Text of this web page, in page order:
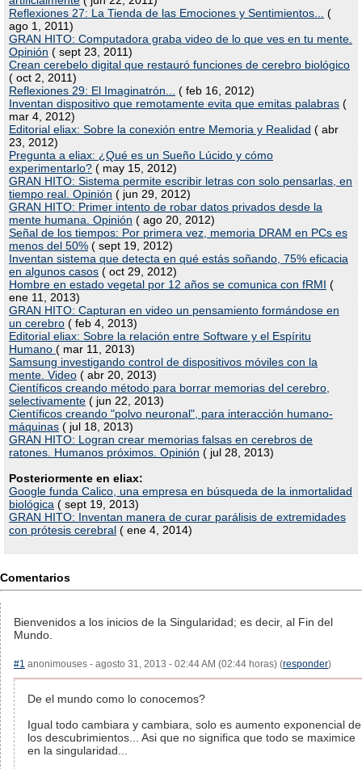
Reflexiones 27: La Tienda de las Emociones y Sentimientos...
(
ago 1, 2011)
GRAN HITO: Computadora graba video de lo que ves en tu mente.
Opinión ( sept 23, 2011)
Crean cerebelo digital que restauró funciones de cerebro biológico
( oct 2, 2011)
Reflexiones 29: El Imaginatrón...
( feb 16, 2012)
Inventan dispositivo que remotamente evita que emitas palabras (
mar 4, 2012)
Editorial eliax: Sobre la conexión entre Memoria y Realidad ( abr
23, 2012)
Pregunta a eliax: ¿Qué es un Sueño Lúcido y cómo
experimentarlo? ( may 15, 2012)
GRAN HITO: Sistema permite escribir letras con solo pensarlas, en
tiempo real. Opinión ( jun 29, 2012)
GRAN HITO: Primer intento de robar datos privados desde la
mente humana. Opinión ( ago 20, 2012)
Señal de los tiempos: Por primera vez, memoria DRAM en PCs es
menos del 50% ( sept 19, 2012)
Inventan sistema que detecta en qué estás soñando, 75% eficacia
en algunos casos ( oct 29, 2012)
Hombre en estado vegetal por 12 años se comunica con fRMI (
ene 11, 2013)
GRAN HITO: Capturan en video un pensamiento formándose en
un cerebro ( feb 4, 2013)
Editorial eliax: Sobre la relación entre Software y el Espíritu
Humano ( mar 11, 2013)
Samsung investigando control de dispositivos móviles con la
mente. Video ( abr 20, 2013)
Científicos creando método para borrar memorias del cerebro,
selectivamente ( jun 22, 2013)
Científicos creando "polvo neuronal", para interacción humano-
máquinas ( jul 18, 2013)
GRAN HITO: Logran crear memorias falsas en cerebros de
ratones. Humanos próximos. Opinión ( jul 28, 2013)
Posteriormente en eliax:
Google funda Calico, una empresa en búsqueda de la inmortalidad
biológica ( sept 19, 2013)
GRAN HITO: Inventan manera de curar parálisis de extremidades
con prótesis cerebral ( ene 4, 2014)
Comentarios
Bienvenidos a los inicios de la Singularidad; es decir, al Fin del
Mundo.
#1 anonimouses - agosto 31, 2013 - 02:44 AM (02:44 horas) (responder)
De el mundo como lo conocemos?
Igual todo cambiara y cambiara, solo es aumento exponencial de
los descubrimientos... Asi que no significa que todo se maximice
en la singularidad...